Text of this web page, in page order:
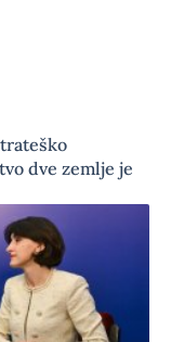
dve zemlje je